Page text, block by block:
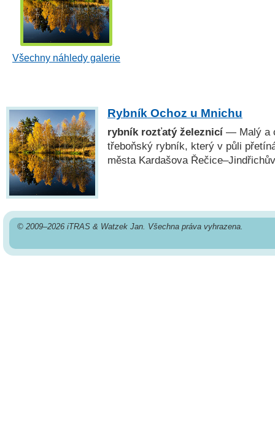
Všechny náhledy galerie
Rybník Ochoz u Mnichu
rybník rozťatý železnicí — Malý a
třeboňský rybník, který v půli
města Kardašova
© 2009–2026 iTRAS & Watzek Jan. Všechna práva vyhrazena.